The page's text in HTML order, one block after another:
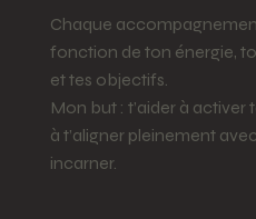
Chaque
fonction de ton énergie,
et tes objectifs.
Mon but : t’aider à
à t’aligner pleinement
incarner.